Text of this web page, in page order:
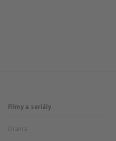
Filmy a seriály
Drama